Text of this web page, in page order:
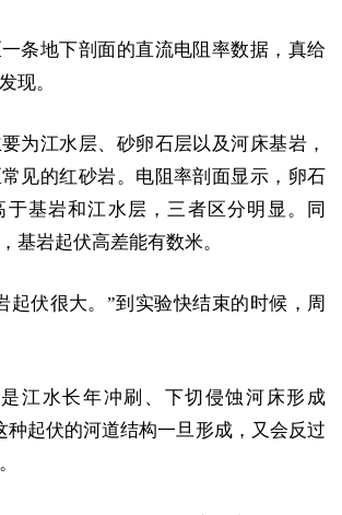
条地下剖面的直流电阻率数据，真给
现。
为江水层、砂卵石层以及河床基岩，
见的红砂岩。电阻率剖面显示，卵石
于基岩和江水层，三者区分明显。同
基岩起伏高差能有数米。
起伏很大。”到实验快结束的时候，周
江水长年冲刷、下切侵蚀河床形成
种起伏的河道结构一旦形成，又会反过